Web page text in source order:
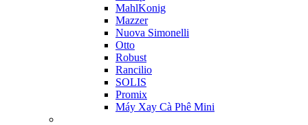
MahlKonig
Mazzer
Nuova Simonelli
Otto
Robust
Rancilio
SOLIS
Promix
Máy Xay Cà Phê Mini